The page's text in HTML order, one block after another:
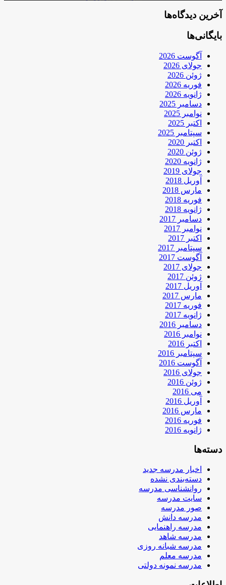
آخرین دیدگاه‌ها
بایگانی‌ها
آگوست 2026
جولای 2026
ژوئن 2026
فوریه 2026
ژانویه 2026
دسامبر 2025
نوامبر 2025
اکتبر 2025
سپتامبر 2025
اکتبر 2020
ژوئن 2020
ژانویه 2020
جولای 2019
آوریل 2018
مارس 2018
فوریه 2018
ژانویه 2018
دسامبر 2017
نوامبر 2017
اکتبر 2017
سپتامبر 2017
آگوست 2017
جولای 2017
ژوئن 2017
آوریل 2017
مارس 2017
فوریه 2017
ژانویه 2017
دسامبر 2016
نوامبر 2016
اکتبر 2016
سپتامبر 2016
آگوست 2016
جولای 2016
ژوئن 2016
می 2016
آوریل 2016
مارس 2016
فوریه 2016
ژانویه 2016
دسته‌ها
اخبار مدرسه جدید
دسته‌بندی نشده
روانشناسی مدرسه
سایت مدرسه
صور مدرسه
مدرسه دانش
مدرسه راهنمایی
مدرسه شاهد
مدرسه شبانه روزی
مدرسه معلم
مدرسه نمونه دولتی